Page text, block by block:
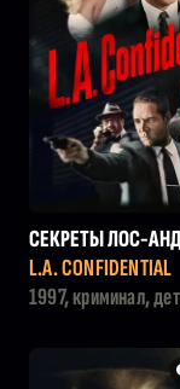
СЕКРЕТЫ ЛОС-
L.A. CONFIDENTIAL
1997, криминал,